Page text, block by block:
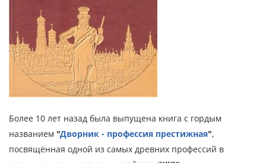
Более 10 лет назад была выпущена книга с гордым
названием "Дворник - профессия престижная",
посвящённая одной из самых древних профессий в